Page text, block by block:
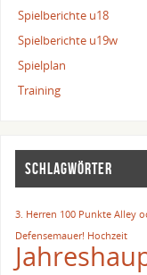
Spielberichte u18
Spielberichte u19w
Spielplan
Training
SCHLAGWÖRTER
3. Herren 100 Punkte Alley
Defensemauer! Hochzeit